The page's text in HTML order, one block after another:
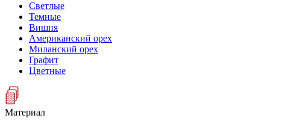
Светлые
Темные
Вишня
Американский орех
Миланский орех
Графит
Цветные
Материал